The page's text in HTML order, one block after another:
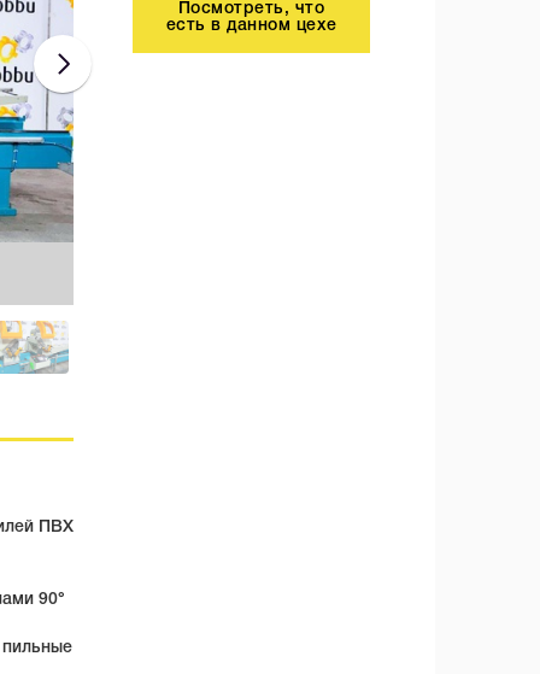
ПВХ
90°
пильные
Посмотреть, что
есть в данном цехе